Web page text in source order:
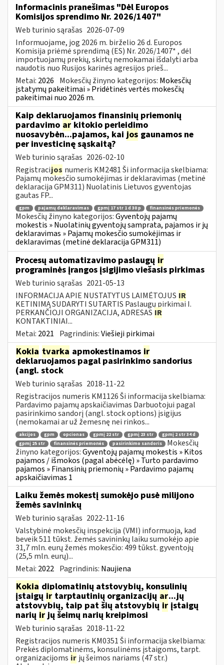
Informacinis pranešimas "Dėl Europos
Komisijos sprendimo Nr. 2026/1407"
Web turinio sąrašas 2026-07-09
Informuojame, jog 2026 m. birželio 26 d. Europos
Komisija priėmė sprendimą (ES) Nr. 2026/1407* , dėl
importuojamų prekių, skirtų nemokamai išdalyti arba
naudotis nuo Rusijos karinės agresijos prieš...
Metai: 2026 Mokesčių žinyno kategorijos: Mokesčių
įstatymų pakeitimai » Pridėtinės vertės mokesčių
pakeitimai nuo 2026 m.
Kaip deklaruojamos finansinių priemonių
pardavimo ar kitokio perleidimo
nuosavybėn...pajamos, kai jos gaunamos ne
per investicinę sąskaitą?
Web turinio sąrašas 2026-02-10
Registracijos numeris KM2481 Ši informacija skelbiama:
Pajamų mokesčio sumokėjimas ir deklaravimas (metinė
deklaracija GPM311) Nuolatinis Lietuvos gyventojas
gautas FP...
gpm pajamų deklaravimas gpmį 17 str 1 d 30 p finansinės priemonės
Mokesčių žinyno kategorijos:Gyventojų pajamų
mokestis » Nuolatinių gyventojų samprata, pajamos ir jų
deklaravimas » Pajamų mokesčio sumokėjimas ir
deklaravimas (metinė deklaracija GPM311)
Procesų automatizavimo paslaugų ir
programinės įrangos įsigijimo viešasis pirkimas
Web turinio sąrašas 2021-05-13
INFORMACIJA APIE NUSTATYTUS LAIMĖTOJUS IR
KETINIMĄ SUDARYTI SUTARTIS Paslaugų pirkimai I.
PERKANČIOJI ORGANIZACIJA, ADRESAS IR
KONTAKTINIAI...
Metai: 2021 Pagrindinis:Viešieji pirkimai
Kokia tvarka apmokestinamos ir
deklaruojamos pagal pasirinkimo sandorius
(angl. stock
Web turinio sąrašas 2018-11-22
Registracijos numeris KM1126 Ši informacija skelbiama:
Pardavimo pajamų apskaičiavimas Darbuotojui pagal
pasirinkimo sandorį (angl. stock options) įsigijus
(nemokamai ar už žemesnę nei rinkos...
akcijos gpm opcionas gpmį 22 str gpmį 23 str
gpmį 2 str 34 d
gpmį 25 str
finansinės priemonės pasirinkimo sandoris
Mokesčių
žinyno kategorijos:Gyventojų pajamų mokestis » Kitos
pajamos / išmokos (pagal abėcėlę) » Turto pardavimo
pajamos » Finansinių priemonių » Pardavimo pajamų
apskaičiavimas 1
Laiku žemės mokestį sumokėjo pusė milijono
žemės savininkų
Web turinio sąrašas 2022-11-16
Valstybinė mokesčių inspekcija (VMI) informuoja, kad
beveik 511 tūkst. žemės savininkų laiku sumokėjo apie
31,7 mln. eurų žemės mokesčio: 499 tūkst. gyventojų
(25,5 mln. eurų)...
Metai: 2022 Pagrindinis: Naujiena
Kokia diplomatinių atstovybių, konsulinių
įstaigų ir tarptautinių organizacijų ar...jų
atstovybių, taip pat šių atstovybiųir įstaigų
narių irjų šeimų narių kreipimosi
Web turinio sąrašas 2018-11-22
Registracijos numeris KM0351 Ši informacija skelbiama:
Prekės diplomatinėms, konsulinėms įstaigoms, tarpt.
organizacijoms ir jų šeimos nariams (47 str.)